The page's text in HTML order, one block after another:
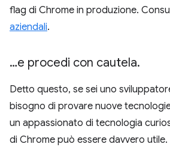
flag di Chrome in produzione.
aziendali.
…e procedi con cautela.
Detto questo, se sei uno
bisogno di provare nuove
un appassionato di tecnologia
di Chrome può essere davvero utile.